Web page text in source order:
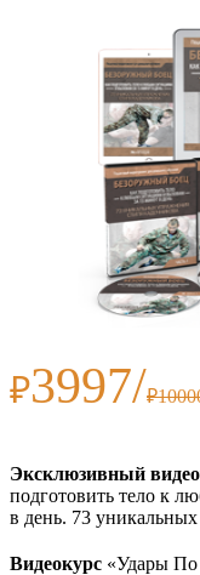
₽3997/
Эксклюзивный
подготовить тело к
в день. 73
Видеокурс «Удары